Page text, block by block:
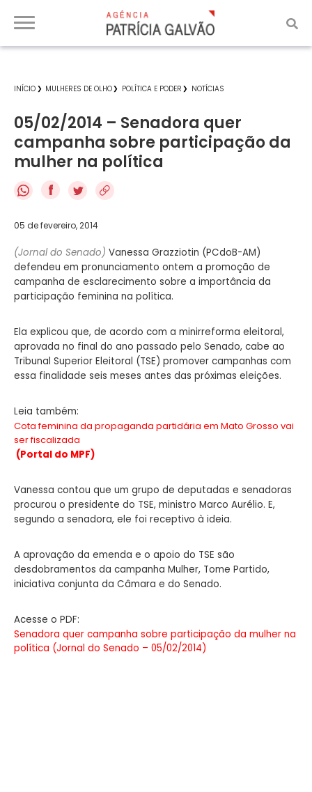
INÍCIO MULHERES DE OLHO POLÍTICA E PODER NOTÍCIAS
05/02/2014 – Senadora quer
campanha sobre participação da
mulher na política
f
05 de fevereiro, 2014
(Jornal do Senado) Vanessa Grazziotin (PCdoB-AM)
defendeu em pronunciamento ontem a promoção de
campanha de esclarecimento sobre a importância da
participação feminina na política.
Ela explicou que, de acordo com a minirreforma eleitoral,
aprovada no final do ano passado pelo Senado, cabe ao
Tribunal Superior Eleitoral (TSE) promover campanhas com
essa finalidade seis meses antes das próximas eleições.
Leia também:
Cota feminina da propaganda partidária em Mato Grosso vai
ser fiscalizada
(Portal do MPF)
Vanessa contou que um grupo de deputadas e senadoras
procurou o presidente do TSE, ministro Marco Aurélio. E,
segundo a senadora, ele foi receptivo à ideia.
A aprovação da emenda e o apoio do TSE são
desdobramentos da campanha Mulher, Tome Partido,
iniciativa conjunta da Câmara e do Senado.
Acesse o PDF:
Senadora quer campanha sobre participação da mulher na
política (Jornal do Senado – 05/02/2014)